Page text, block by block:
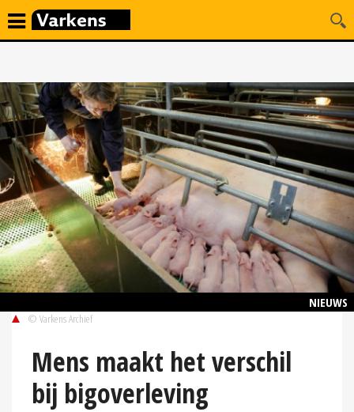
NIEUWS
© Varkens Archief
Mens maakt het verschil
bij bigoverleving